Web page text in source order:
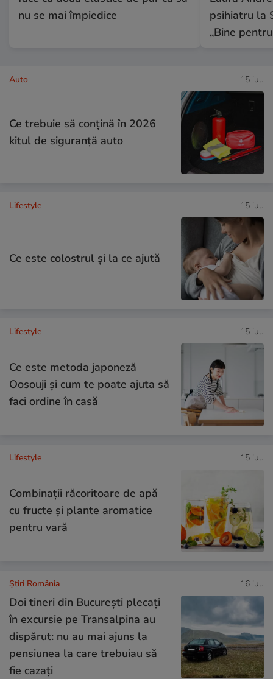
nu se mai împiedice
psihiatru la
„Bine
Auto 15 iul.
Ce trebuie să conţină în 2026
kitul de siguranţă auto
Lifestyle 15 iul.
Ce este colostrul și la ce ajută
Lifestyle 15 iul.
Ce este metoda japoneză
Oosouji și cum te poate ajuta să
faci ordine în casă
Lifestyle 15 iul.
Combinaţii răcoritoare de apă
cu fructe şi plante aromatice
pentru vară
Știri România 16 iul.
Doi tineri din București plecați
în excursie pe Transalpina au
dispărut: nu au mai ajuns la
pensiunea la care trebuiau să
fie cazați